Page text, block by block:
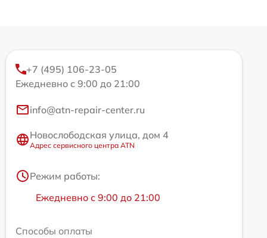
+7 (495) 106-23-05
Ежедневно с 9:00 до 21:00
info@atn-repair-center.ru
Новослободская улица, дом 4
Адрес сервисного центра ATN
Режим работы:
Ежедневно с 9:00 до 21:00
Способы оплаты